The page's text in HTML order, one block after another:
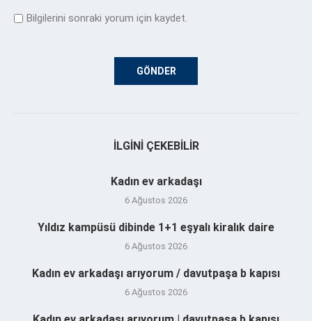
Bilgilerini sonraki yorum için kaydet.
İLGINI ÇEKEBILIR
Kadın ev arkadaşı
6 Ağustos 2026
Yıldız kampüsü dibinde 1+1 eşyalı kiralık daire
6 Ağustos 2026
Kadın ev arkadaşı arıyorum / davutpaşa b kapısı
6 Ağustos 2026